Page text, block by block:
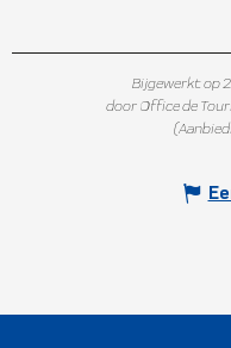
Bijgewerkt op
door Office de